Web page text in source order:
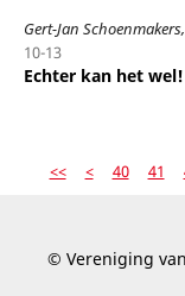
Gert-Jan
10-13
Echter kan het wel!
<<
< 40 41
© Vereniging